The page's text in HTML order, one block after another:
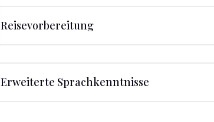
Reisevorbereitung
Erweiterte Sprachkenntnisse